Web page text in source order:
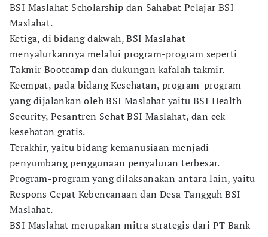
BSI Maslahat Scholarship dan Sahabat Pelajar BSI
Maslahat.
Ketiga, di bidang dakwah, BSI Maslahat
menyalurkannya melalui program-program seperti
Takmir Bootcamp dan dukungan kafalah takmir.
Keempat, pada bidang Kesehatan, program-program
yang dijalankan oleh BSI Maslahat yaitu BSI Health
Security, Pesantren Sehat BSI Maslahat, dan cek
kesehatan gratis.
Terakhir, yaitu bidang kemanusiaan menjadi
penyumbang penggunaan penyaluran terbesar.
Program-program yang dilaksanakan antara lain, yaitu
Respons Cepat Kebencanaan dan Desa Tangguh BSI
Maslahat.
BSI Maslahat merupakan mitra strategis dari PT Bank